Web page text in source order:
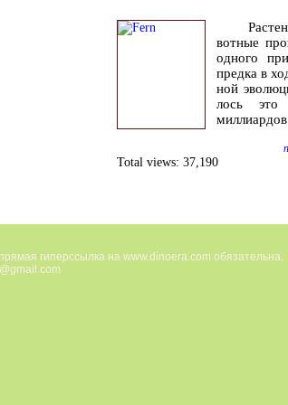
вотные
од­ного
предка в
ной
лось это
милли­ар­дов
Total views: 37,190
гиперссылка на www.dinoera.com обязательна.